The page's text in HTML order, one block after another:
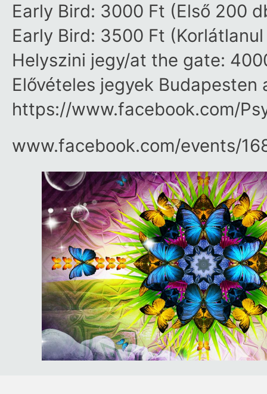
Early Bird: 3000 Ft (Első 200
Early Bird: 3500 Ft
Helyszini jegy/at the gate:
Elővételes jegyek Budapesten
https://www.facebook.com/
www.facebook.com/​events/​